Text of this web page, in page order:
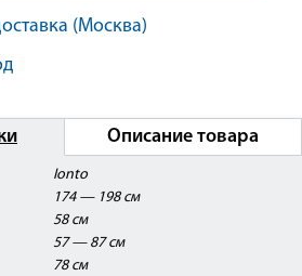
(Москва)
Описание товара
Ionto
174 — 198 см
58 см
57 — 87 см
78 см